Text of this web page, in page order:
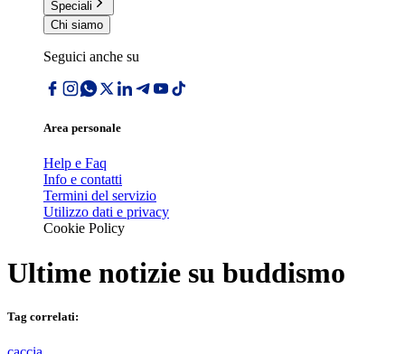
Speciali
Chi siamo
Seguici anche su
Area personale
Help e Faq
Info e contatti
Termini del servizio
Utilizzo dati e privacy
Cookie Policy
Ultime notizie su buddismo
Tag correlati: